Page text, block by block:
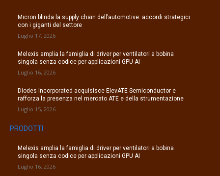
Micron blinda la supply chain dell’automotive: accordi strategici
con i giganti del settore
Luglio 17, 2026
Melexis amplia la famiglia di driver per ventilatori a bobina
singola senza codice per applicazioni GPU AI
Luglio 16, 2026
Diodes Incorporated acquisisce ElevATE Semiconductor e
rafforza la presenza nel mercato ATE e della strumentazione
Luglio 15, 2026
PRODOTTI
Melexis amplia la famiglia di driver per ventilatori a bobina
singola senza codice per applicazioni GPU AI
Luglio 16, 2026